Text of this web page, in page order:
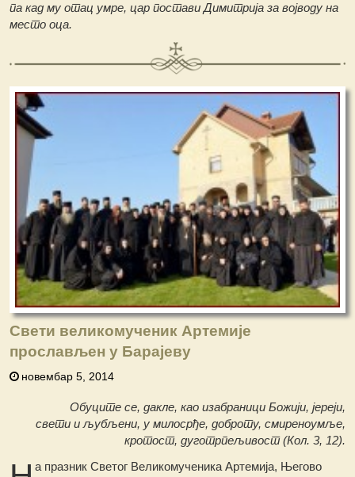
па кад му отац умре, цар постави Димитрија за војводу на
место оца.
Свети великомученик Артемије
прослављен у Барајеву
новембар 5, 2014
Обуците се, дакле, као изабраници Божији, јереји,
свети и љубљени, у милосрђе, доброту, смиреноумље,
кротост, дуготрпељивост (Кол. 3, 12).
а празник Светог Великомученика Артемија, Његово